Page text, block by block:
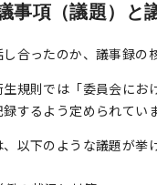
事項（議題）と
し合ったのか、議事録の
規則では「委員会にお
するよう定められていま
以下のような議題が挙